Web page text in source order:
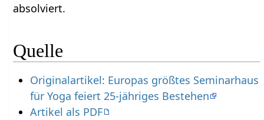
absolviert.
Quelle
Originalartikel: Europas größtes Seminarhaus
für Yoga feiert 25-jähriges Bestehen
Artikel als PDF